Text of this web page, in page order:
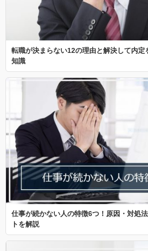
転職が決まらない12の理由と解決して内定
知識
仕事が続かない人の特徴6つ！原因・対処
トを解説